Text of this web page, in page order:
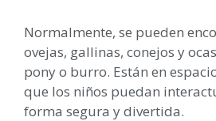
Normalmente, se pueden
ovejas, gallinas, conejos y
pony o burro. Están en
que los niños puedan
forma segura y divertida.